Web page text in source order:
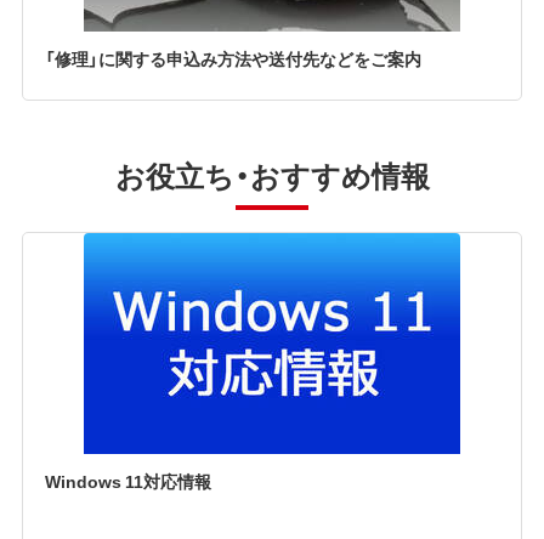
「修理」に関する申込み方法や送付先などをご案内
お役立ち・おすすめ情報
Windows 11対応情報